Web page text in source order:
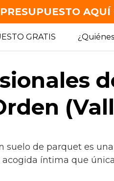
GRATIS
suelo de parquet es
íntima que